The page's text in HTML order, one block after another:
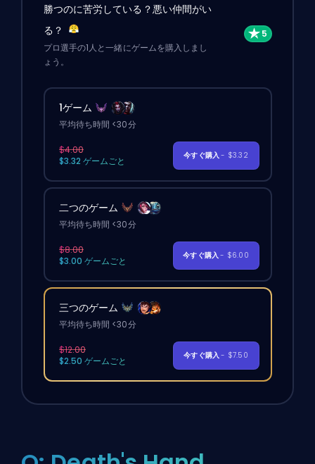
勝つのに苦労している？悪い仲間がい
る？
プロ選手の1人と一緒にゲームを購入しまし
ょう。
1ゲーム
平均待ち時間 <30分
$4.00
$3.32 ゲームごと
今すぐ購入- $3.32
二つのゲーム
平均待ち時間 <30分
$8.00
$3.00 ゲームごと
今すぐ購入- $6.00
三つのゲーム
平均待ち時間 <30分
$12.00
$2.50 ゲームごと
今すぐ購入- $7.50